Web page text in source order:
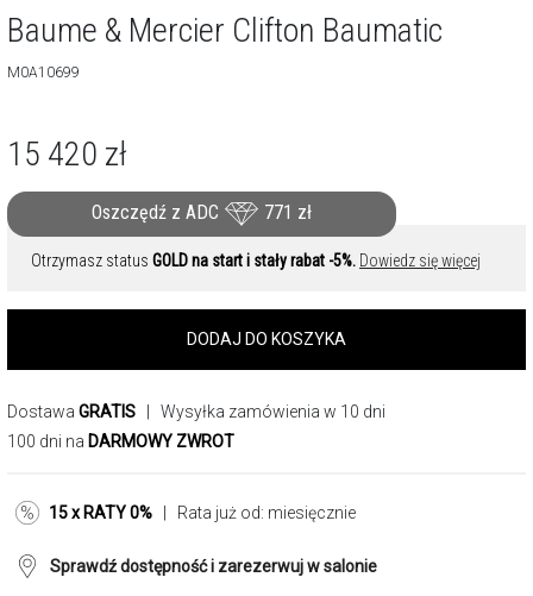
Baume & Mercier Clifton Baumatic
M0A10699
15 420 zł
Oszczędź z ADC 771 zł
Otrzymasz status GOLD na start i stały rabat -5%. Dowiedz się więcej
DODAJ DO KOSZYKA
Dostawa GRATIS | Wysyłka zamówienia w 10 dni
100 dni na DARMOWY ZWROT
15 x RATY 0% | Rata już od: miesięcznie
Sprawdź dostępność i zarezerwuj w salonie